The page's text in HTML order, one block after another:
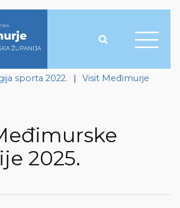
sporta 2022. | Visit Međimurje
2025.